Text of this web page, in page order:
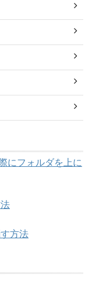
にフォルダを上に
方法